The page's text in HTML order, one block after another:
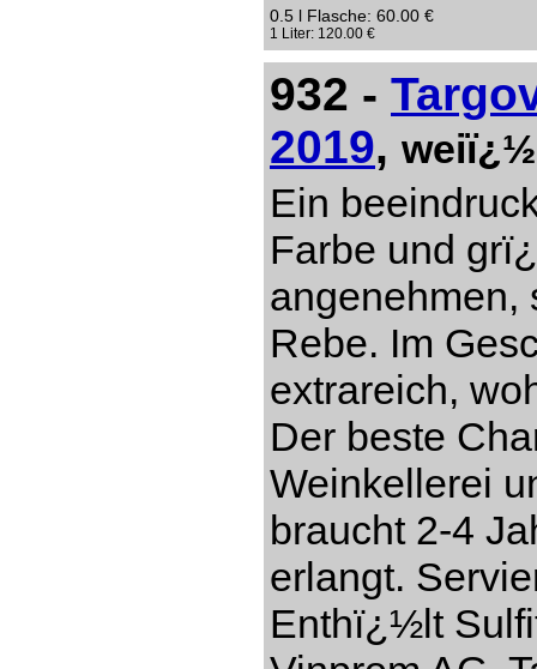
0.5 l Flasche: 60.00 €
1 Liter: 120.00 €
932 -
2019,
Ein
Farbe und
angenehmen,
Rebe. Im
extrareich,
Der beste
Weinkellerei
braucht 2-4
erlangt.
Enthï¿½lt